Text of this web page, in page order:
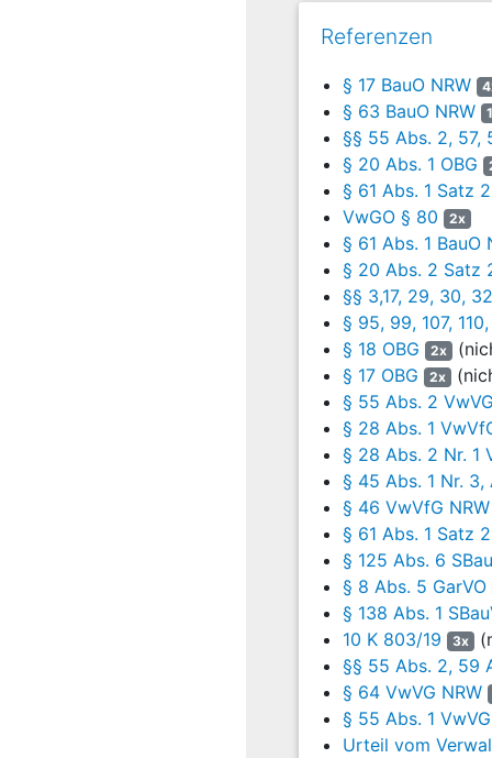
Einstellplätze
1973 erteilte die
Entwässerung (360
Nordrhein-Westfalen
Ausschusses und die
Bauauflagen und
Staatlichen
Zugehörigkeitsvermerk.
ergingen seitens des
Bauordnungsamt der
Auflagen seien
Zeitpunkt mitgeteilt. In
der Beklagten
vorliegenden
und nachstehende
Garagenanlage eine
dem Bauordnungsamt
Bauherrin an die
großzügigster Wahl der
Das Bauordnungsamt
Änderung des
der XXX die
Brandschutzdienststelle.
Die mängelfreien (Teil-)
Unter dem 6.
insgesamt 238
Bedenken bestünden.
Referenzen
§ 17 BauO NRW
§ 63 BauO NRW
§§ 55 Abs. 2, 57,
§ 20 Abs. 1 OBG
§ 61 Abs. 1 Satz
VwGO § 80
2x
§ 61 Abs. 1 BauO
§ 20 Abs. 2 Satz
§§ 3,17, 29, 30,
§ 95, 99, 107,
§ 18 OBG
2x
§ 17 OBG
2x
§ 55 Abs. 2
§ 28 Abs. 1
§ 28 Abs. 2 Nr. 1
§ 45 Abs. 1 Nr. 3,
§ 46 VwVfG NRW
§ 61 Abs. 1 Satz
§ 125 Abs. 6
§ 8 Abs. 5 GarVO
§ 138 Abs. 1
10 K 803/19
3x
§§ 55 Abs. 2, 59
§ 64 VwVG NRW
§ 55 Abs. 1
Urteil vom